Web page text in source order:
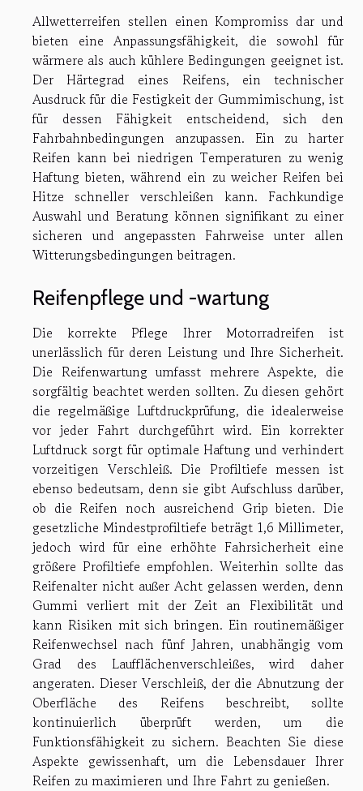
Allwetterreifen stellen einen Kompromiss dar und
bieten eine Anpassungsfähigkeit, die sowohl für
wärmere als auch kühlere Bedingungen geeignet ist.
Der Härtegrad eines Reifens, ein technischer
Ausdruck für die Festigkeit der Gummimischung, ist
für dessen Fähigkeit entscheidend, sich den
Fahrbahnbedingungen anzupassen. Ein zu harter
Reifen kann bei niedrigen Temperaturen zu wenig
Haftung bieten, während ein zu weicher Reifen bei
Hitze schneller verschleißen kann. Fachkundige
Auswahl und Beratung können signifikant zu einer
sicheren und angepassten Fahrweise unter allen
Witterungsbedingungen beitragen.
Reifenpflege und -wartung
Die korrekte Pflege Ihrer Motorradreifen ist
unerlässlich für deren Leistung und Ihre Sicherheit.
Die Reifenwartung umfasst mehrere Aspekte, die
sorgfältig beachtet werden sollten. Zu diesen gehört
die regelmäßige Luftdruckprüfung, die idealerweise
vor jeder Fahrt durchgeführt wird. Ein korrekter
Luftdruck sorgt für optimale Haftung und verhindert
vorzeitigen Verschleiß. Die Profiltiefe messen ist
ebenso bedeutsam, denn sie gibt Aufschluss darüber,
ob die Reifen noch ausreichend Grip bieten. Die
gesetzliche Mindestprofiltiefe beträgt 1,6 Millimeter,
jedoch wird für eine erhöhte Fahrsicherheit eine
größere Profiltiefe empfohlen. Weiterhin sollte das
Reifenalter nicht außer Acht gelassen werden, denn
Gummi verliert mit der Zeit an Flexibilität und
kann Risiken mit sich bringen. Ein routinemäßiger
Reifenwechsel nach fünf Jahren, unabhängig vom
Grad des Laufflächenverschleißes, wird daher
angeraten. Dieser Verschleiß, der die Abnutzung der
Oberfläche des Reifens beschreibt, sollte
kontinuierlich überprüft werden, um die
Funktionsfähigkeit zu sichern. Beachten Sie diese
Aspekte gewissenhaft, um die Lebensdauer Ihrer
Reifen zu maximieren und Ihre Fahrt zu genießen.